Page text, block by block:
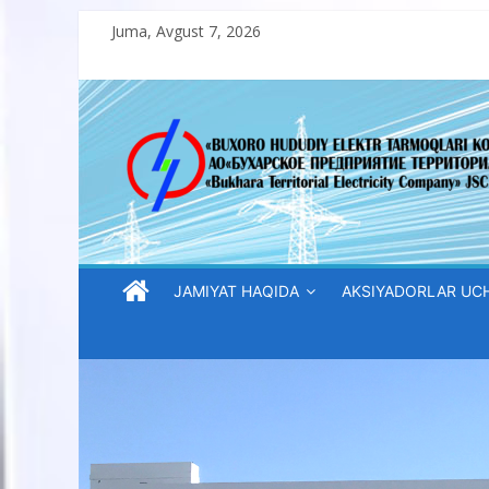
content
Juma, Avgust 7, 2026
“Buxoro
hududiy
elektr
tarmoqlari
korxonasi”
“Buxoro
JAMIYAT HAQIDA AKSIYADORLAR